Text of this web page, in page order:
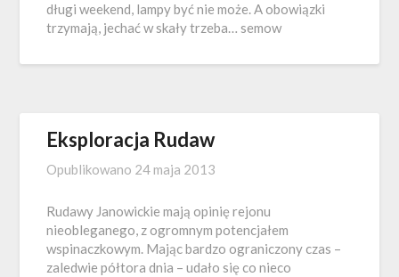
długi weekend, lampy być nie może. A obowiązki
trzymają, jechać w skały trzeba… semow
Eksploracja Rudaw
Opublikowano 24 maja 2013
Rudawy Janowickie mają opinię rejonu
nieobleganego, z ogromnym potencjałem
wspinaczkowym. Mając bardzo ograniczony czas –
zaledwie półtora dnia – udało się co nieco